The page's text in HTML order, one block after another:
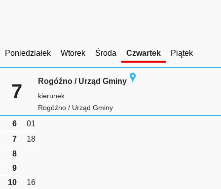
Poniedziałek Wtorek Środa Czwartek Piątek
7 Rogóźno / Urząd Gminy
kierunek:
Rogóźno / Urząd Gminy
6
01
7
18
8
9
10
16